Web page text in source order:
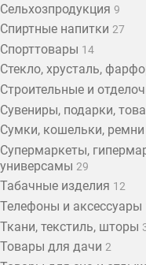
Сельхозпродукция 9
Спиртные напитки 27
Спорттовары 14
Стекло, хрусталь,
Строительные и
Сувениры, подарки,
Сумки, кошельки, ремни
Супермаркеты,
универсамы 29
Табачные изделия 12
Телефоны и аксессуары
Ткани, текстиль, шторы
Товары для дачи 2